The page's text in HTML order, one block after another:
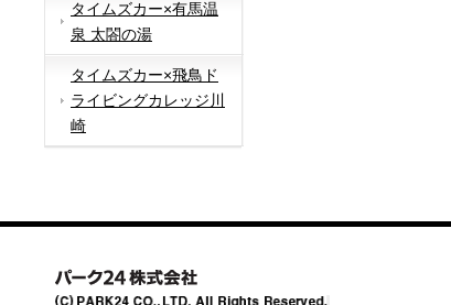
タイムズカー×有馬温
泉 太閤の湯
タイムズカー×飛鳥ド
ライビングカレッジ川
崎